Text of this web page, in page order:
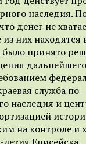
наследия.
денег не
них находятся
было принято
дальнейшего
служба по
наследия и
на контроле и